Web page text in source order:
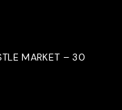
MARKET – 30